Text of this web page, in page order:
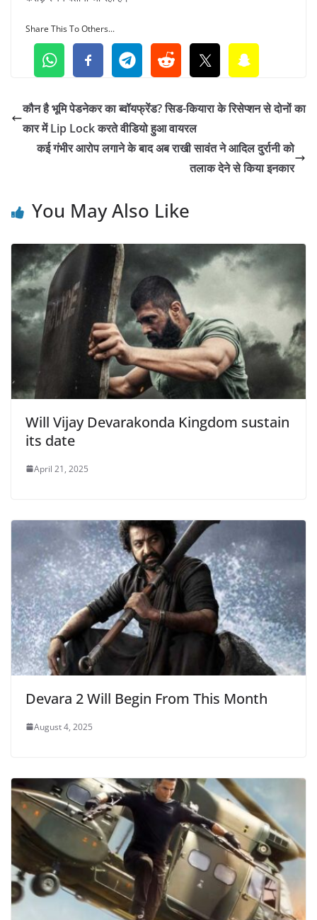
Share This To Others...
कौन है भूमि पेडनेकर का ब्वॉयफ्रेंड? सिड-कियारा के रिसेप्शन से दोनों का
कार में Lip Lock करते वीडियो हुआ वायरल
कई गंभीर आरोप लगाने के बाद अब राखी सावंत ने आदिल दुर्रानी को
तलाक देने से किया इनकार
You May Also Like
Will Vijay Devarakonda Kingdom sustain
its date
April 21, 2025
Devara 2 Will Begin From This Month
August 4, 2025